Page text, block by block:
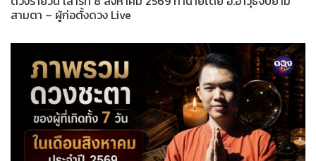
สามตา – ผู้ก่อตั้งดวง Live